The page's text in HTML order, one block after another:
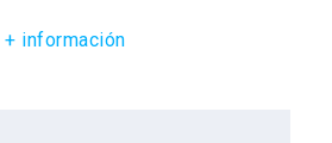
+ información